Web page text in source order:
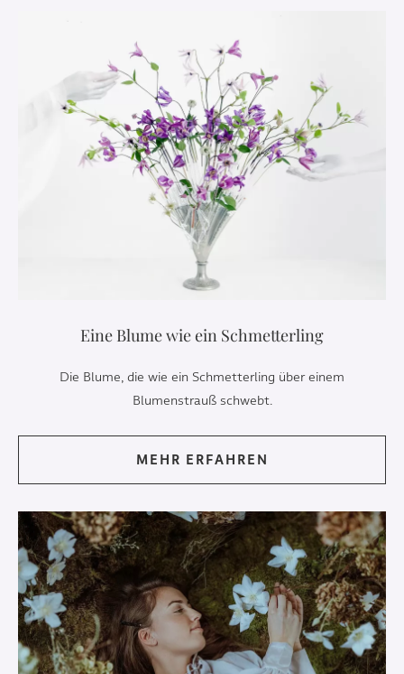
Eine Blume wie ein Schmetterling
Die Blume, die wie ein Schmetterling über einem
Blumenstrauß schwebt.
MEHR ERFAHREN